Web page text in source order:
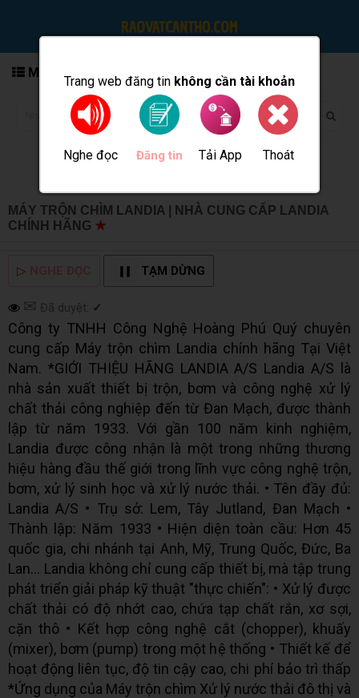
Trang web đăng tin không cần tài khoản
Nghe đọc Đăng tin Tải App Thoát
MENU
MÁY TRỘN CHÌM LANDIA | NHÀ CUNG CẤP LANDIA
CHÍNH HÃNG ★
▷ TẠM DỪNG
✉ Đã duyệt: ✓
Công ty TNHH Công Nghệ Hoàng Phú Quý chuyên
cung cấp Máy trộn chìm Landia chính hãng Tại Việt
Nam. *GIỚI THIỆU HÃNG LANDIA A/S Landia A/S là
nhà sản xuất thiết bị trộn, bơm và công nghệ xử lý
chất thải công nghiệp đến từ Đan Mạch, được thành
lập từ năm 1933. Với gần 100 năm kinh nghiệm,
Landia được công nhận là một trong những thương
hiệu hàng đầu thế giới trong lĩnh vực công nghệ trộn,
bơm, xử lý sinh học và xử lý nước thải. • Tên đầy đủ:
Landia A/S • Trụ sở: Lem, Tây Jutland, Đan Mạch •
Thành lập: Năm 1933 • Hiện diện toàn cầu: Hơn 45
quốc gia, chi nhánh tại Anh, Mỹ, Trung Quốc, Đức, Ba
Lan... Landia không chỉ cung cấp thiết bị, mà tập trung
phát triển giải pháp kỹ thuật "thực chiến": • Xử lý được
chất thải có độ nhớt cao, chứa tạp chất rắn, xơ sợi,
cặn thô • Kết hợp công nghệ cắt (chopper), khuấy
(mixer), bơm (pump) trong một hệ thống • Thiết kế để
hoạt động liên tục, độ tin cậy cao, chi phí bảo trì thấp
*Ứng dụng của Máy trộn chìm Xử lý nước thải đô thị và